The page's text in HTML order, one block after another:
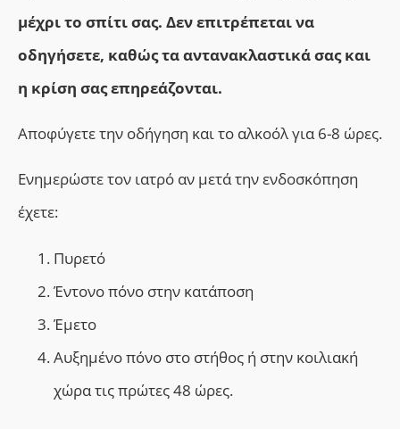
μέχρι το σπίτι σας. Δεν επιτρέπεται να
οδηγήσετε, καθώς τα αντανακλαστικά σας και
η κρίση σας επηρεάζονται.
Αποφύγετε την οδήγηση και το αλκοόλ για 6-8 ώρες.
Ενημερώστε τον ιατρό αν μετά την ενδοσκόπηση
έχετε:
Πυρετό
Έντονο πόνο στην κατάποση
Έμετο
Αυξημένο πόνο στο στήθος ή στην κοιλιακή
χώρα τις πρώτες 48 ώρες.